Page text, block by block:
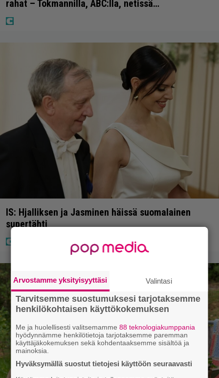
rahat – Tokmannilla, ABC:lla, netissä…
IS: Hjalliksen ja Jasminen häissä suomalainen
supertähti
Arvostamme yksityisyyttäsi Valintasi
Tarvitsemme suostumuksesi tarjotaksemme
henkilökohtaisen käyttökokemuksen
Me ja huolellisesti valitsemamme88 teknologiakumppania
hyödynnämme henkilötietoja tarjotaksemme paremman
käyttäjäkokemuksen sekä kohdentaaksemme sisältöä ja
mainoksia.
Hyväksymällä suostut tietojesi käyttöön seuraavasti